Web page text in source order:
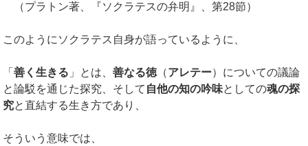
（プラトン著、『ソクラテスの弁明』、第28節）
このようにソクラテス自身が語っているように、
「善く生きる 」とは、善なる徳（アレテー）についての議論
と論駁を通じた探究、そして 自他の知の吟味としての魂の探
究と直結する生き方であり、
そういう意味では、